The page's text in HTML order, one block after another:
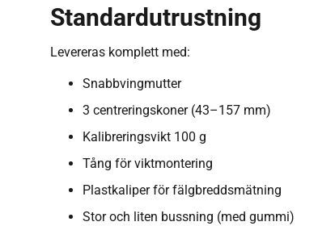
Standardutrustning
Levereras komplett med:
Snabbvingmutter
3 centreringskoner (43–157 mm)
Kalibreringsvikt 100 g
Tång för viktmontering
Plastkaliper för fälgbreddsmätning
Stor och liten bussning (med gummi)